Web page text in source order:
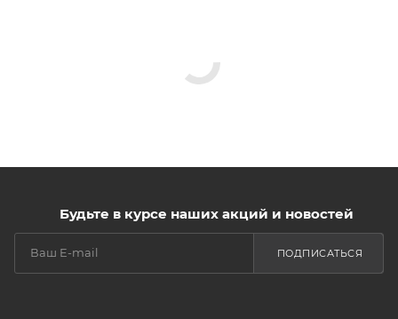
Будьте в курсе наших акций и новостей
ПОДПИСАТЬСЯ